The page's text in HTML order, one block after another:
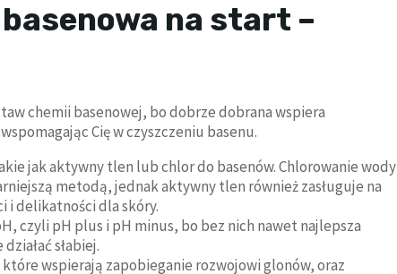
na start –
chemii basenowej, bo dobrze dobrana wspiera
Cię w czyszczeniu basenu.
jak aktywny tlen lub chlor do basenów. Chlorowanie wody
metodą, jednak aktywny tlen również zasługuje na
i delikatności dla skóry.
czyli pH plus i pH minus, bo bez nich nawet najlepsza
słabiej.
wspierają zapobieganie rozwojowi glonów, oraz